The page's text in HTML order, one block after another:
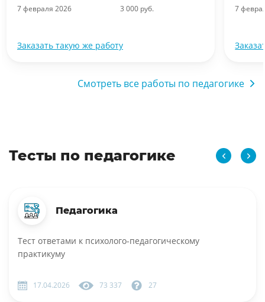
7 февраля 2026 3 000 руб.
Заказать такую же работу
7
Смотреть все работы по педагогике
Тесты по педагогике
Педагогика
Тест ответами к психолого-педагогическому
практикуму
17.04.2026 73 337 27